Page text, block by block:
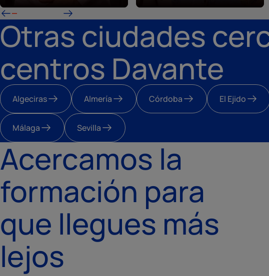
Otras ciudades
centros Davante
Algeciras Almería Córdoba El Ejido
Málaga Sevilla
Acercamos la
formación para
que llegues más
lejos